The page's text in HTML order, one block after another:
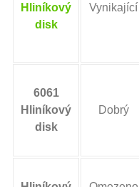
Hliníkový
disk
Vynikající
6061
Hliníkový
disk
Dobrý